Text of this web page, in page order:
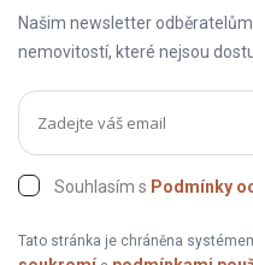
Našim newsletter
nemovitostí, které nejsou
Souhlasím s Podmínky
Tato stránka je chráněna